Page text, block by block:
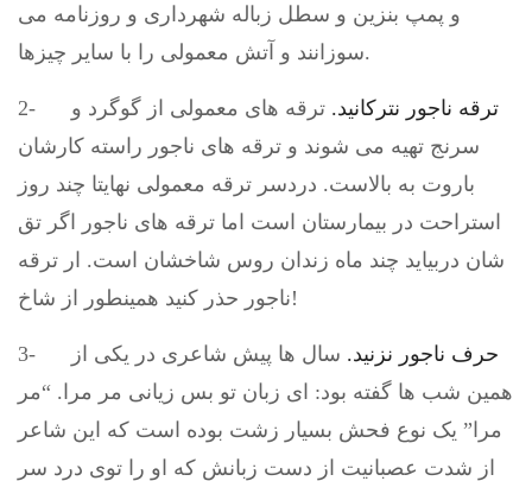
و پمپ بنزین و سطل زباله شهرداری و روزنامه می
سوزانند و آتش معمولی را با سایر چیزها.
2- ترقه ناجور نترکانید. ترقه های معمولی از گوگرد و
سرنج تهیه می شوند و ترقه های ناجور راسته کارشان
باروت به بالاست. دردسر ترقه معمولی نهایتا چند روز
استراحت در بیمارستان است اما ترقه های ناجور اگر تق
شان دربیاید چند ماه زندان روس شاخشان است. ار ترقه
ناجور حذر کنید همینطور از شاخ!
3- حرف ناجور نزنید. سال ها پیش شاعری در یکی از
همین شب ها گفته بود: ای زبان تو بس زیانی مر مرا. “مر
مرا” یک نوع فحش بسیار زشت بوده است که این شاعر
از شدت عصبانیت از دست زبانش که او را توی درد سر